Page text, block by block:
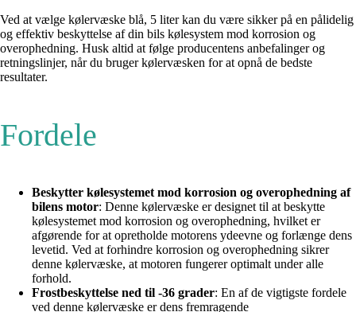
Ved at vælge kølervæske blå, 5 liter kan du være sikker på en pålidelig
og effektiv beskyttelse af din bils kølesystem mod korrosion og
overophedning. Husk altid at følge producentens anbefalinger og
retningslinjer, når du bruger kølervæsken for at opnå de bedste
resultater.
Fordele
Beskytter kølesystemet mod korrosion og overophedning af
bilens motor: Denne kølervæske er designet til at beskytte
kølesystemet mod korrosion og overophedning, hvilket er
afgørende for at opretholde motorens ydeevne og forlænge dens
levetid. Ved at forhindre korrosion og overophedning sikrer
denne kølervæske, at motoren fungerer optimalt under alle
forhold.
Frostbeskyttelse ned til -36 grader: En af de vigtigste fordele
ved denne kølervæske er dens fremragende